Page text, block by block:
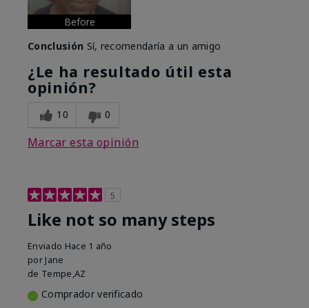
Before
Conclusión Sí, recomendaría a un amigo
¿Le ha resultado útil esta
opinión?
10 0
Marcar esta opinión
5
Like not so many steps
Enviado Hace 1 año
por Jane
de Tempe,AZ
Comprador verificado